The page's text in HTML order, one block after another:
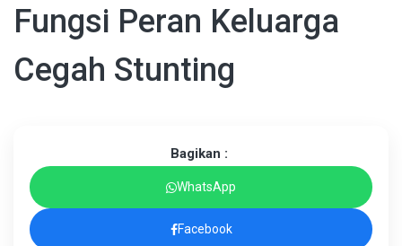
Fungsi Peran Keluarga
Cegah Stunting
Bagikan :
WhatsApp
Facebook